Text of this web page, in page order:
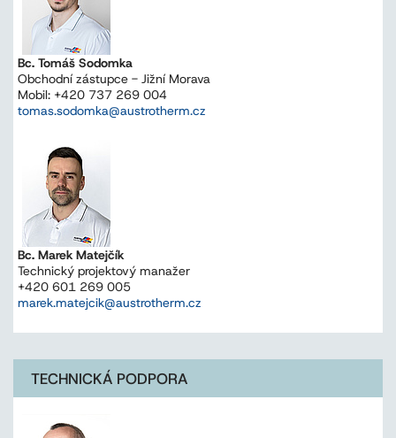
Bc. Tomáš Sodomka
Obchodní zástupce - Jižní Morava
Mobil: +420 737 269 004
tomas.sodomka@austrotherm.cz
Bc. Marek Matejčík
Technický projektový manažer
+420 601 269 005
marek.matejcik@austrotherm.cz
TECHNICKÁ PODPORA